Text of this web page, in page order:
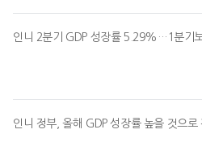
인니 2분기 GDP 성장률 5.29%…1분기
인니 정부, 올해 GDP 성장률 높을 것으로